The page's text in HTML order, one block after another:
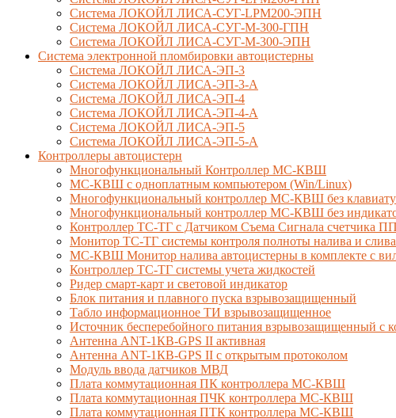
Система ЛОКОЙЛ ЛИСА-СУГ-LPM200-ЭПН
Система ЛОКОЙЛ ЛИСА-СУГ-М-300-ГПН
Система ЛОКОЙЛ ЛИСА-СУГ-М-300-ЭПН
Система электронной пломбировки автоцистерны
Система ЛОКОЙЛ ЛИСА-ЭП-3
Система ЛОКОЙЛ ЛИСА-ЭП-3-А
Система ЛОКОЙЛ ЛИСА-ЭП-4
Система ЛОКОЙЛ ЛИСА-ЭП-4-А
Система ЛОКОЙЛ ЛИСА-ЭП-5
Система ЛОКОЙЛ ЛИСА-ЭП-5-А
Контроллеры автоцистерн
Многофункциональный Контроллер МС-КВШ
МС-КВШ с одноплатным компьютером (Win/Linux)
Многофункциональный контроллер МС-КВШ без
Многофункциональный контроллер МС-КВШ без
Контроллер ТС-ТГ с Датчиком Съема Сигнала счетчика
Монитор ТС-ТГ системы контроля полноты налива и
МС-КВШ Монитор налива автоцистерны в комплекте с
Контроллер ТС-ТГ системы учета жидкостей
Ридер смарт-карт и световой индикатор
Блок питания и плавного пуска взрывозащищенный
Табло информационное ТИ взрывозащищенное
Источник бесперебойного питания взрывозащищенный с
Антенна ANT-1КВ-GPS II активная
Антенна ANT-1КВ-GPS II с открытым протоколом
Модуль ввода датчиков МВД
Плата коммутационная ПК контроллера МС-КВШ
Плата коммутационная ПЧК контроллера МС-КВШ
Плата коммутационная ПТК контроллера МС-КВШ